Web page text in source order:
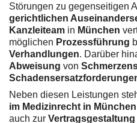
Störungen zu gegenseitigen
gerichtlichen
Kanzleiteam in München
möglichen Prozessführung
Verhandlungen. Darüber
Abweisung von
Neben diesen Leistungen
im Medizinrecht in München
auch zur Vertragsgestaltung